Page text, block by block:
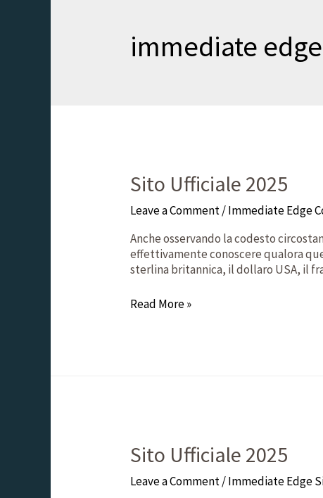
immediate
Sito Ufficiale 2025
Leave a Comment/Immediate Edge
Anche osservando la codesto
effettivamente conoscere qualora
sterlina britannica, il dollaro USA, il
Read More »
Sito Ufficiale 2025
Leave a Comment/Immediate Edge